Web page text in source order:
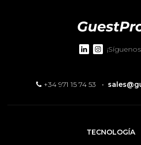
+34 971 15 74 53 ·
TECNOLOGÍA